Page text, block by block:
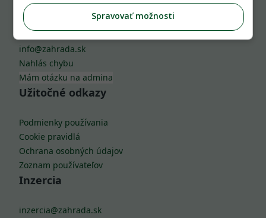
Komu môžeš napísať
info@zahrada.sk
Nahlás chybu
Mám otázku na admina
Užitočné odkazy
Podmienky používania
Cookie pravidlá
Ochrana osobných údajov
Zoznam používateľov
Inzercia
inzercia@zahrada.sk
Spravovať možnosti